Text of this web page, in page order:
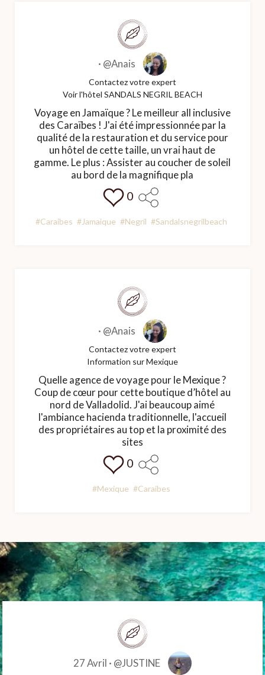
· @Anais
Contactez votre expert
Voir l'hôtel SANDALS NEGRIL BEACH
Voyage en Jamaïque ? Le meilleur all inclusive
des Caraïbes ! J'ai été impressionnée par la
qualité de la restauration et du service pour
un hôtel de cette taille, un vrai haut de
gamme. Le plus : Assister au coucher de soleil
au bord de la magnifique pla
0
#Caraibes #Jamaique #Negril #Sandalsnegrilbeach
· @Anais
Contactez votre expert
Information sur Mexique
Quelle agence de voyage pour le Mexique ?
Coup de cœur pour cette boutique d’hôtel au
nord de Valladolid. J'ai beaucoup aimé
l'ambiance hacienda traditionnelle, l'accueil
des propriétaires au top et la proximité des
sites
0
#Mexique #Caraibes
16 Avril ·